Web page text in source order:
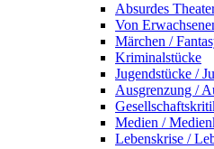
Absurdes
Von
Märchen /
Kriminalstücke
Jugendstücke /
Ausgrenzung /
Medien /
Lebenskrise /